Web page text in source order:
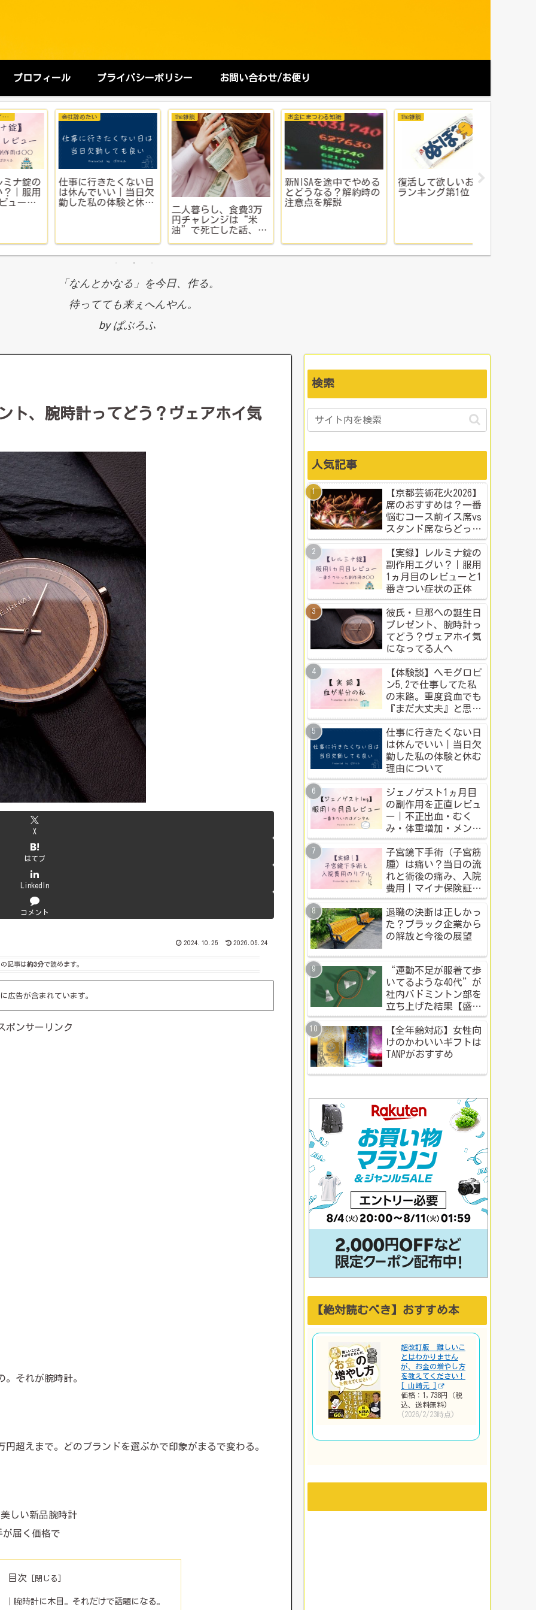
プロフィール プライバシーポリシー お問い合わせ/お便り
1
会社辞めたい
仕事に行きたくない日
は休んでいい｜当日欠
勤した私の体験と休む
二人暮らし、食費3万
円チャレンジは“米
油”で死亡した話、聞
お金にまつわる知識
新NISAを途中でやめる
とどうなる？解約時の
注意点を解説
the雑談
復活して欲しいお菓子
ランキング第1位
国民健康保
「なんとかなる」を今日、作る。
待ってても来ぇへんやん。
by ぱぶろふ
ト、腕時計ってどう？ヴェアホイ気
X
はてブ
LinkedIn
コメント
2024.10.25 2026.05.24
記事は約3分で読めます。
広告が含まれています。
ポンサーリンク
それが腕時計。
超えまで。どのブランドを選ぶかで印象がまるで変わる。
しい新品腕時計
届く価格で
目次
｜腕時計に木目。それだけで話題になる。
検索
人気記事
【京都芸術花火2026】
席のおすすめは？一番
悩むコース前イス席vs
スタンド席ならどっ
ち？本音比較！
【実録】レルミナ錠の
副作用エグい？｜服用
1ヵ月目のレビューと1
番きつい症状の正体
彼氏・旦那への誕生日
プレゼント、腕時計っ
てどう？ヴェアホイ気
になってる人へ
【体験談】ヘモグロビ
ン5.2で仕事してた私
の末路。重度貧血でも
『まだ大丈夫』と思う
人のための警告
仕事に行きたくない日
は休んでいい｜当日欠
勤した私の体験と休む
理由について
ジェノゲスト1ヵ月目
の副作用を正直レビュ
ー｜不正出血・むく
み・体重増加・メンタ
ル変化まで【体験談】
子宮鏡下手術（子宮筋
腫）は痛い？当日の流
れと術後の痛み、入院
費用｜マイナ保険証・
公的制度で乗り切った
入院体験記全公開
退職の決断は正しかっ
た？ブラック企業から
の解放と今後の展望
“運動不足が服着て歩
いてるような40代”が
社内バドミントン部を
立ち上げた結果【盛り
上がる社内イベント成
功例】
【全年齢対応】女性向
けのかわいいギフトは
TANPがおすすめ
【絶対読むべき】おすすめ本
超改訂版 難しいこ
とはわかりません
が、お金の増やし方
を教えてください！
[ 山崎元 ]
価格：1,738円（税
込、送料無料)
(2026/2/23時点)